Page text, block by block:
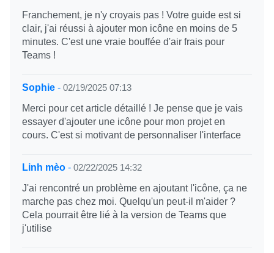
Franchement, je n'y croyais pas ! Votre guide est si
clair, j'ai réussi à ajouter mon icône en moins de 5
minutes. C'est une vraie bouffée d'air frais pour
Teams !
Sophie - 02/19/2025 07:13
Merci pour cet article détaillé ! Je pense que je vais
essayer d'ajouter une icône pour mon projet en
cours. C'est si motivant de personnaliser l'interface
Linh mèo - 02/22/2025 14:32
J'ai rencontré un problème en ajoutant l'icône, ça ne
marche pas chez moi. Quelqu'un peut-il m'aider ?
Cela pourrait être lié à la version de Teams que
j'utilise